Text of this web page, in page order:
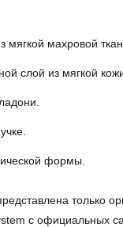
мягкой махровой
слой из мягкой
формы.
только
с официальных